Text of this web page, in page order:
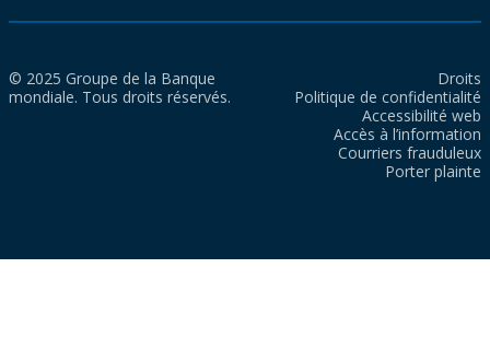
© 2025 Groupe de la Banque
mondiale. Tous droits réservés.
Droits
Politique de confidentialité
Accessibilité web
Accès à l’information
Courriers frauduleux
Porter plainte